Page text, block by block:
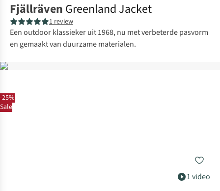
-25%
Sale
1 video
Fjällräven Greenland Jacket
1 review
Een outdoor klassieker uit 1968, nu met verbeterde pasvorm
en gemaakt van duurzame materialen.